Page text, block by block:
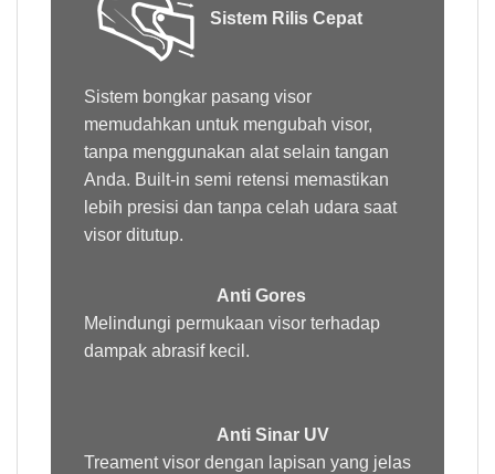
Sistem Rilis Cepat
Sistem bongkar pasang visor
memudahkan untuk mengubah visor,
tanpa menggunakan alat selain tangan
Anda. Built-in semi retensi memastikan
lebih presisi dan tanpa celah udara saat
visor ditutup.
Anti Gores
Melindungi permukaan visor terhadap
dampak abrasif kecil.
Anti Sinar UV
Treamentvisor dengan lapisan yang jelas